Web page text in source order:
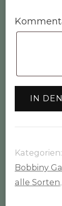
Bobbiny
Garn
Rolle
(1,5mm
IN
Kategorien:
Bobbiny
alle Sorten,